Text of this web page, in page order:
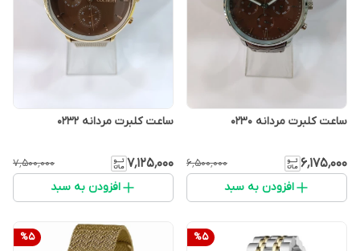
ساعت کلبرت مردانه 0230
۶٬۱۷۵٬۰۰۰ ۶٬۵۰۰٬۰۰۰
افزودن به سبد
ساعت کلبرت مردانه 0232
۷٬۱۲۵٬۰۰۰ ۷٬۵۰۰٬۰۰۰
افزودن به سبد
%5
%5